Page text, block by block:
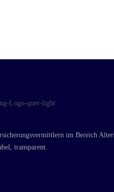
im Bereich
transparent.